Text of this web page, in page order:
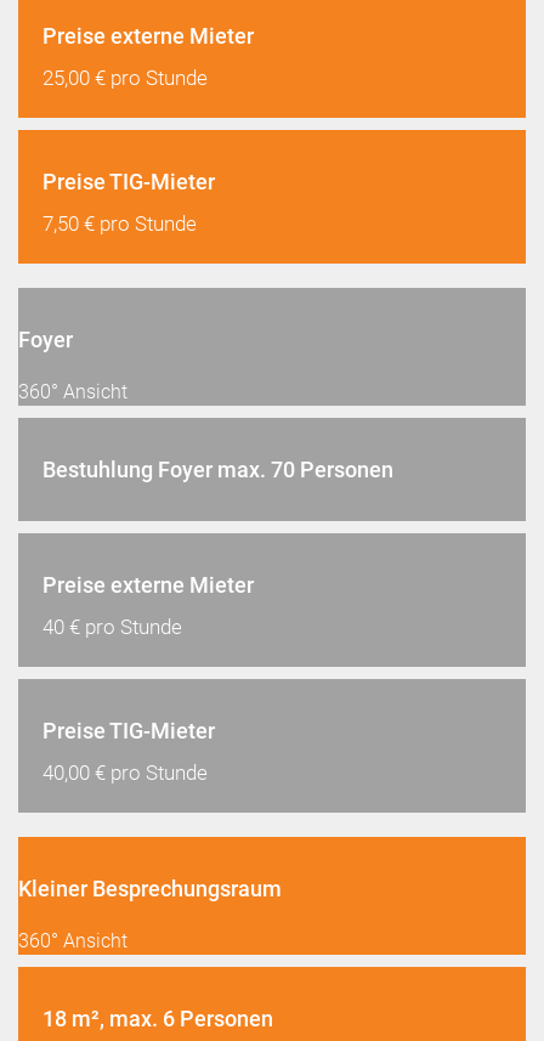
Preise externe Mieter
25,00 € pro Stunde
Preise TIG-Mieter
7,50 € pro Stunde
Foyer
360° Ansicht
Bestuhlung Foyer max. 70 Personen
Preise externe Mieter
40 € pro Stunde
Preise TIG-Mieter
40,00 € pro Stunde
Kleiner Besprechungsraum
360° Ansicht
18 m², max. 6 Personen